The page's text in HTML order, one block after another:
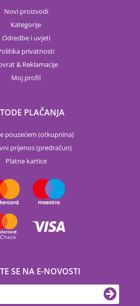
Novi proizvodi
Kategorije
Odredbe i uvjeti
privatnosti
& Reklamacije
Moj profil
PLAČANJA
pouzećem (otkupnina)
prijenos (predračun)
Platne kartice
SE NA E-NOVOSTI